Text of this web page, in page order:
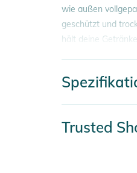
wie außen
geschützt und
hält deine
- 600D Ripstop /
Trusted